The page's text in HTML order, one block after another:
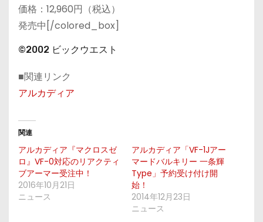
価格：12,960円（税込）
発売中[/colored_box]
©2002 ビックウエスト
■関連リンク
アルカディア
関連
アルカディア『マクロスゼ
ロ』VF-0対応のリアクティ
ブアーマー受注中！
2016年10月21日
ニュース
アルカディア「VF-1Jアー
マードバルキリー 一条輝
Type」予約受け付け開
始！
2014年12月23日
ニュース